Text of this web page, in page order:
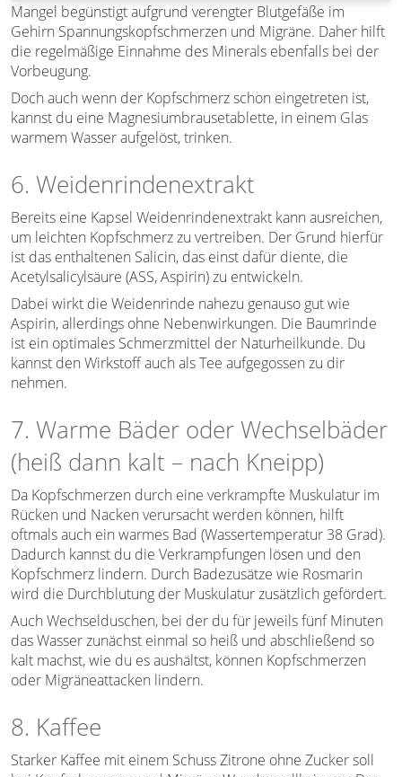
Mangel begünstigt aufgrund verengter Blutgefäße im
Gehirn Spannungskopfschmerzen und Migräne. Daher hilft
die regelmäßige Einnahme des Minerals ebenfalls bei der
Vorbeugung.
Doch auch wenn der Kopfschmerz schon eingetreten ist,
kannst du eine Magnesiumbrausetablette, in einem Glas
warmem Wasser aufgelöst, trinken.
6. Weidenrindenextrakt
Bereits eine Kapsel Weidenrindenextrakt kann ausreichen,
um leichten Kopfschmerz zu vertreiben. Der Grund hierfür
ist das enthaltenen Salicin, das einst dafür diente, die
Acetylsalicylsäure (ASS, Aspirin) zu entwickeln.
Dabei wirkt die Weidenrinde nahezu genauso gut wie
Aspirin, allerdings ohne Nebenwirkungen. Die Baumrinde
ist ein optimales Schmerzmittel der Naturheilkunde. Du
kannst den Wirkstoff auch als Tee aufgegossen zu dir
nehmen.
7. Warme Bäder oder Wechselbäder
(heiß dann kalt – nach Kneipp)
Da Kopfschmerzen durch eine verkrampfte Muskulatur im
Rücken und Nacken verursacht werden können, hilft
oftmals auch ein warmes Bad (Wassertemperatur 38 Grad).
Dadurch kannst du die Verkrampfungen lösen und den
Kopfschmerz lindern. Durch Badezusätze wie Rosmarin
wird die Durchblutung der Muskulatur zusätzlich gefördert.
Auch Wechselduschen, bei der du für jeweils fünf Minuten
das Wasser zunächst einmal so heiß und abschließend so
kalt machst, wie du es aushältst, können Kopfschmerzen
oder Migräneattacken lindern.
8. Kaffee
Starker Kaffee mit einem Schuss Zitrone ohne Zucker soll